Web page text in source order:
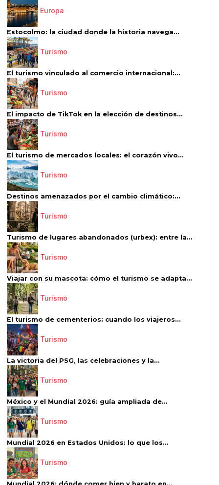
Europa
Estocolmo: la ciudad donde la historia navega...
Turismo
El turismo vinculado al comercio internacional:...
Turismo
El impacto de TikTok en la elección de destinos...
Turismo
El turismo de mercados locales: el corazón vivo...
Turismo
Destinos amenazados por el cambio climático:...
Turismo
Turismo de lugares abandonados (urbex): entre la...
Turismo
Viajar con su mascota: cómo el turismo se adapta...
Turismo
El turismo de cementerios: cuando los viajeros...
Turismo
La victoria del PSG, las celebraciones y la...
Turismo
México y el Mundial 2026: guía ampliada de...
Turismo
Mundial 2026 en Estados Unidos: lo que los...
Turismo